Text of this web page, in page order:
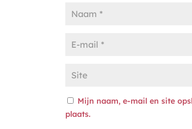
Mijn naam, e-mail en site
plaats.